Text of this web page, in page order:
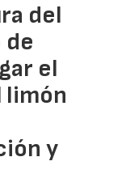
del
el
y